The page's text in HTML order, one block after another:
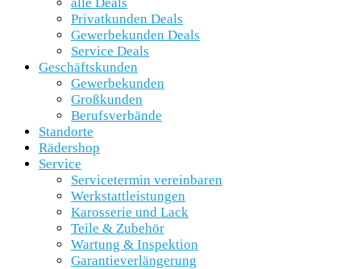
Privatkunden Deals
Gewerbekunden Deals
Service Deals
Geschäftskunden
Gewerbekunden
Großkunden
Berufsverbände
Standorte
Rädershop
Service
Servicetermin vereinbaren
Werkstattleistungen
Karosserie und Lack
Teile & Zubehör
Wartung & Inspektion
Garantieverlängerung